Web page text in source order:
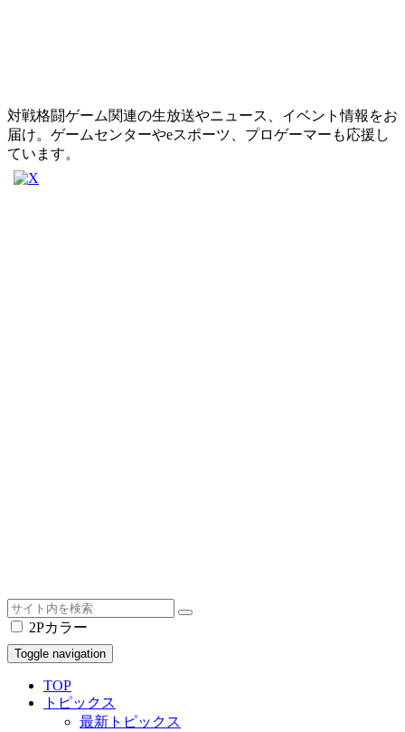
対戦格闘ゲーム関連の生放送やニュース、イベント情報をお
届け。ゲームセンターやeスポーツ、プロゲーマーも応援し
ています。
2Pカラー
Toggle navigation
TOP
トピックス
最新トピックス